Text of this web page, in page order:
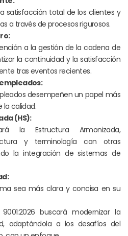
satisfacción total de los clientes y
a través de procesos rigurosos.
a la gestión de la cadena de
la continuidad y la satisfacción
tras eventos recientes.
desempeñen un papel más
la calidad.
(HS):
la Estructura Armonizada,
y terminología con otras
la integración de sistemas de
sea más clara y concisa en su
buscará modernizar la
adaptándola a los desafíos del